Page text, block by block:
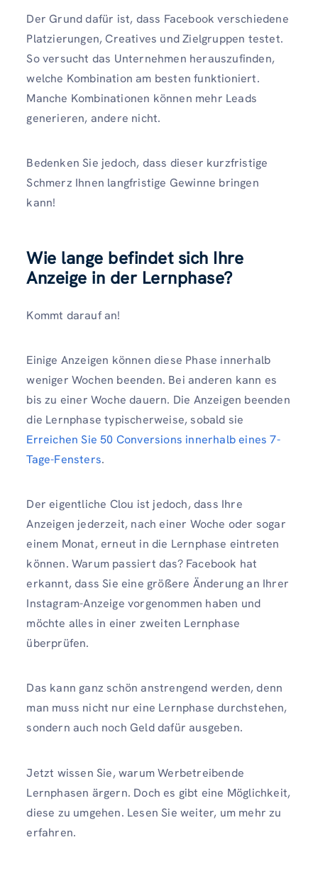
Der Grund dafür ist, dass Facebook verschiedene
Platzierungen, Creatives und Zielgruppen testet.
So versucht das Unternehmen herauszufinden,
welche Kombination am besten funktioniert.
Manche Kombinationen können mehr Leads
generieren, andere nicht.
Bedenken Sie jedoch, dass dieser kurzfristige
Schmerz Ihnen langfristige Gewinne bringen
kann!
Wie lange befindet sich Ihre
Anzeige in der Lernphase?
Kommt darauf an!
Einige Anzeigen können diese Phase innerhalb
weniger Wochen beenden. Bei anderen kann es
bis zu einer Woche dauern. Die Anzeigen beenden
die Lernphase typischerweise, sobald sie
Erreichen Sie 50 Conversions innerhalb eines 7-
Tage-Fensters.
Der eigentliche Clou ist jedoch, dass Ihre
Anzeigen jederzeit, nach einer Woche oder sogar
einem Monat, erneut in die Lernphase eintreten
können. Warum passiert das? Facebook hat
erkannt, dass Sie eine größere Änderung an Ihrer
Instagram-Anzeige vorgenommen haben und
möchte alles in einer zweiten Lernphase
überprüfen.
Das kann ganz schön anstrengend werden, denn
man muss nicht nur eine Lernphase durchstehen,
sondern auch noch Geld dafür ausgeben.
Jetzt wissen Sie, warum Werbetreibende
Lernphasen ärgern. Doch es gibt eine Möglichkeit,
diese zu umgehen. Lesen Sie weiter, um mehr zu
erfahren.